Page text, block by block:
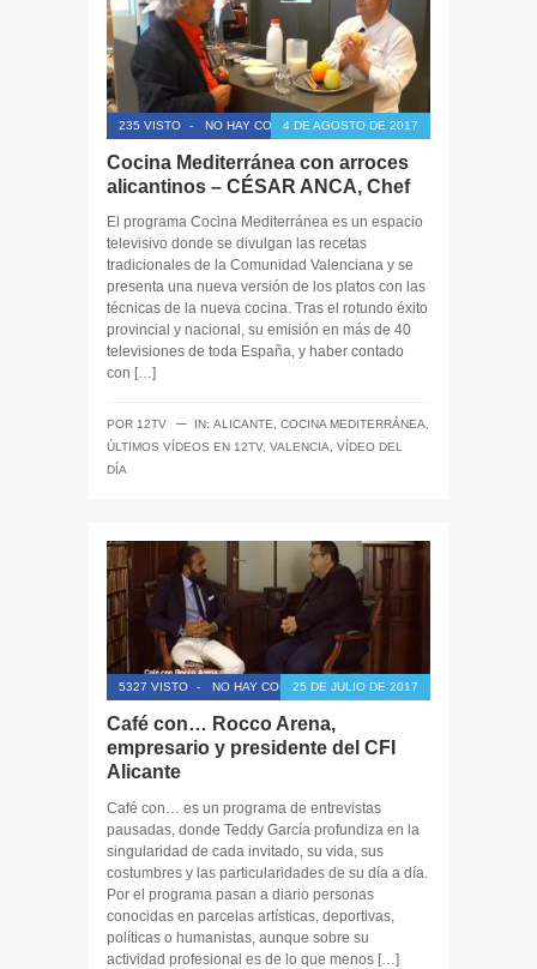
235 VISTO - NO HAY COMENTARIOS4 DE AGOSTO DE 2017
Cocina Mediterránea con arroces
alicantinos – CÉSAR ANCA, Chef
El programa Cocina Mediterránea es un espacio
televisivo donde se divulgan las recetas
tradicionales de la Comunidad Valenciana y se
presenta una nueva versión de los platos con las
técnicas de la nueva cocina. Tras el rotundo éxito
provincial y nacional, su emisión en más de 40
televisiones de toda España, y haber contado
con […]
POR 12TV ─ IN: ALICANTE, COCINA MEDITERRÁNEA,
ÚLTIMOS VÍDEOS EN 12TV, VALENCIA, VÍDEO DEL
DÍA
5327 VISTO - NO HAY COMENTARIOS25 DE JULIO DE 2017
Café con… Rocco Arena,
empresario y presidente del CFI
Alicante
Café con… es un programa de entrevistas
pausadas, donde Teddy García profundiza en la
singularidad de cada invitado, su vida, sus
costumbres y las particularidades de su día a día.
Por el programa pasan a diario personas
conocidas en parcelas artísticas, deportivas,
políticas o humanistas, aunque sobre su
actividad profesional es de lo que menos […]